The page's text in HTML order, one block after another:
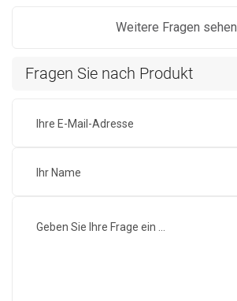
Weitere Fragen sehen
Fragen Sie nach Produkt